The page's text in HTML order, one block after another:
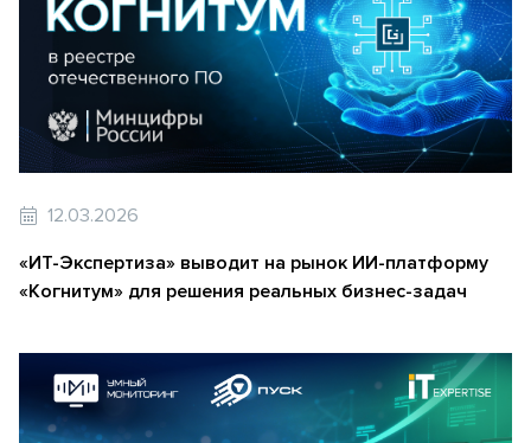
12.03.2026
«ИТ-Экспертиза» выводит на рынок ИИ-платформу
«Когнитум» для решения реальных бизнес-задач